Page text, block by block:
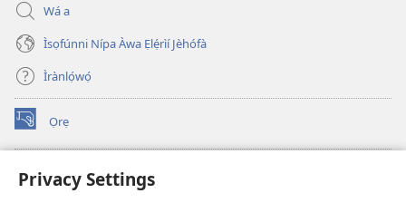
Privacy Settings
Wá a
Ìsọfúnni Nípa Àwa Ẹlẹ́rìí Jèhófà
Ìrànlọ́wọ́
Ọrẹ
(opens
new
ÀKÁ ÌWÉ ORÍ ÍŃTÁNẸ́Ẹ̀TÌ TI Watchtower™
(opens